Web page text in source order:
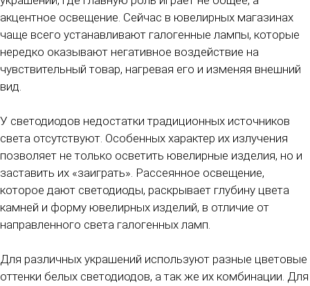
акцентное освещение. Сейчас в ювелирных магазинах
чаще всего устанавливают галогенные лампы, которые
нередко оказывают негативное воздействие на
чувствительный товар, нагревая его и изменяя внешний
вид.
У светодиодов недостатки традиционных источников
света отсутствуют. Особенных характер их излучения
позволяет не только осветить ювелирные изделия, но и
заставить их «заиграть». Рассеянное освещение,
которое дают светодиоды, раскрывает глубину цвета
камней и форму ювелирных изделий, в отличие от
направленного света галогенных ламп.
Для различных украшений используют разные цветовые
оттенки белых светодиодов, а так же их комбинации. Для